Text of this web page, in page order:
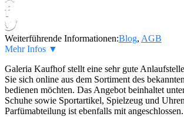
Weiterführende Informationen:Blog, AGB
Mehr Infos ▼
Galeria Kaufhof stellt eine sehr gute
Sie sich online aus dem Sortiment des
bedienen möchten. Das Angebot beinhaltet
Schuhe sowie Sportartikel, Spielzeug und
Parfümabteilung ist ebenfalls mit angeschlossen.